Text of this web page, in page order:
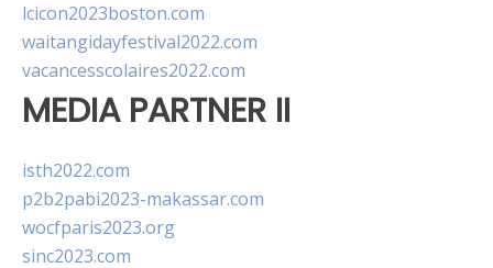
lcicon2023boston.com
waitangidayfestival2022.com
vacancesscolaires2022.com
MEDIA PARTNER II
isth2022.com
p2b2pabi2023-makassar.com
wocfparis2023.org
sinc2023.com